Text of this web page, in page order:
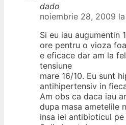
dado
noiembrie 28, 2009
Si eu iau augumentin
ore pentru o vioza
e eficace dar am la
tensiune
mare 16/10. Eu sunt
antihipertensiv in
Am obs ca daca iau
dupa masa ametelile
insa iei antibioticul